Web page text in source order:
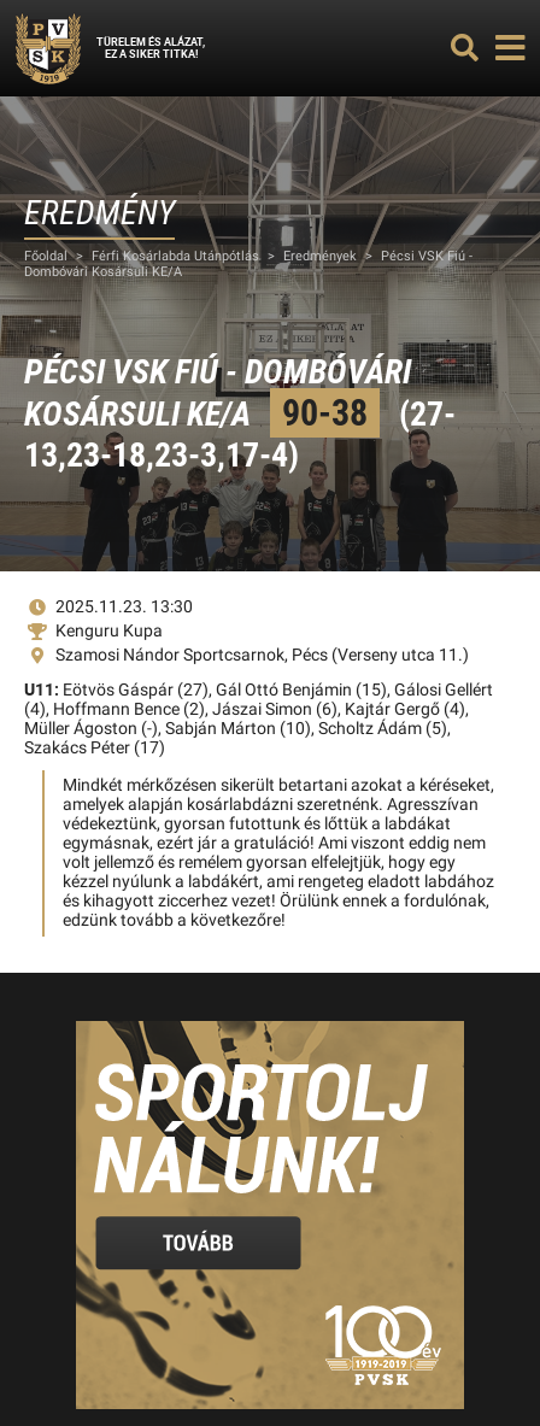
TÜRELEM ÉS ALÁZAT,
EZ A SIKER TITKA!
EREDMÉNY
Főoldal > Férfi Kosárlabda Utánpótlás > Eredmények >
Pécsi VSK Fiú -
Dombóvári Kosársuli KE/A
PÉCSI VSK FIÚ - DOMBÓVÁRI
KOSÁRSULI KE/A
90-38
(27-
13,23-18,23-3,17-4)
2025.11.23. 13:30
Kenguru Kupa
Szamosi Nándor Sportcsarnok, Pécs (Verseny utca 11.)
U11: Eötvös Gáspár (27), Gál Ottó Benjámin (15), Gálosi Gellért
(4), Hoffmann Bence (2), Jászai Simon (6), Kajtár Gergő (4),
Müller Ágoston (-), Sabján Márton (10), Scholtz Ádám (5),
Szakács Péter (17)
Mindkét mérkőzésen sikerült betartani azokat a kéréseket,
amelyek alapján kosárlabdázni szeretnénk. Agresszívan
védekeztünk, gyorsan futottunk és lőttük a labdákat
egymásnak, ezért jár a gratuláció! Ami viszont eddig nem
volt jellemző és remélem gyorsan elfelejtjük, hogy egy
kézzel nyúlunk a labdákért, ami rengeteg eladott labdához
és kihagyott ziccerhez vezet! Örülünk ennek a fordulónak,
edzünk tovább a következőre!